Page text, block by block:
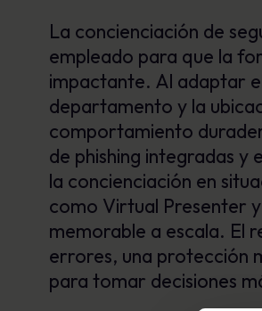
La concienciación de
empleado para que la
impactante. Al adaptar
departamento y la
comportamiento
de phishing integradas
la concienciación en
como Virtual Presenter
memorable a escala. El
errores, una protección
para tomar decisiones